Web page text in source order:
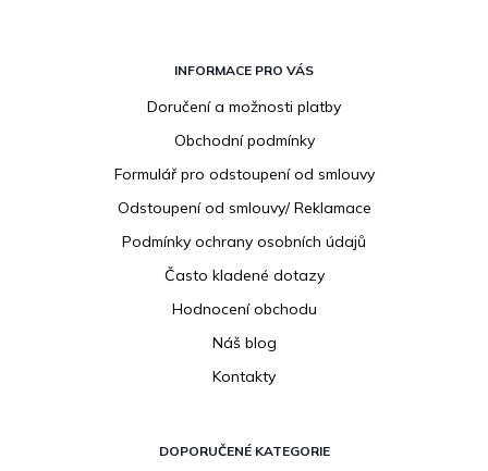
INFORMACE PRO VÁS
Doručení a možnosti platby
Obchodní podmínky
Formulář pro odstoupení od smlouvy
Odstoupení od smlouvy/ Reklamace
Podmínky ochrany osobních údajů
Často kladené dotazy
Hodnocení obchodu
Náš blog
Kontakty
DOPORUČENÉ KATEGORIE